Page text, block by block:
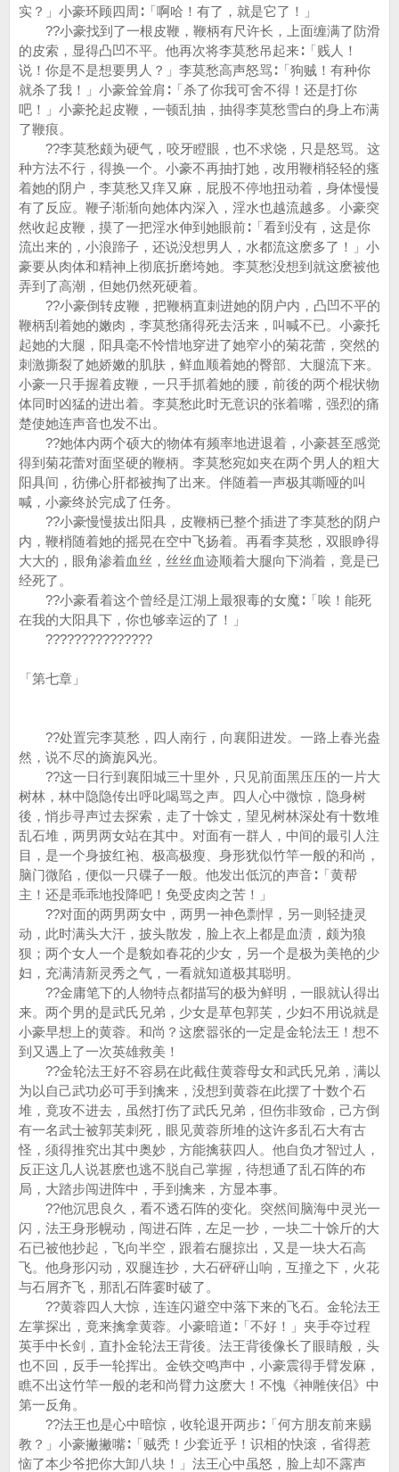
实？」小豪环顾四周∶「啊哈！有了，就是它了！」
??小豪找到了一根皮鞭，鞭柄有尺许长，上面缠满了防滑
的皮索，显得凸凹不平。他再次将李莫愁吊起来∶「贱人！
说！你是不是想要男人？」李莫愁高声怒骂∶「狗贼！有种你
就杀了我！」小豪耸耸肩∶「杀了你我可舍不得！还是打你
吧！」小豪抡起皮鞭，一顿乱抽，抽得李莫愁雪白的身上布满
了鞭痕。
??李莫愁颇为硬气，咬牙瞪眼，也不求饶，只是怒骂。这
种方法不行，得换一个。小豪不再抽打她，改用鞭梢轻轻的瘙
着她的阴户，李莫愁又痒又麻，屁股不停地扭动着，身体慢慢
有了反应。鞭子渐渐向她体内深入，淫水也越流越多。小豪突
然收起皮鞭，摸了一把淫水伸到她眼前∶「看到没有，这是你
流出来的，小浪蹄子，还说没想男人，水都流这麽多了！」小
豪要从肉体和精神上彻底折磨垮她。李莫愁没想到就这麽被他
弄到了高潮，但她仍然死硬着。
??小豪倒转皮鞭，把鞭柄直刺进她的阴户内，凸凹不平的
鞭柄刮着她的嫩肉，李莫愁痛得死去活来，叫喊不已。小豪托
起她的大腿，阳具毫不怜惜地穿进了她窄小的菊花蕾，突然的
刺激撕裂了她娇嫩的肌肤，鲜血顺着她的臀部、大腿流下来。
小豪一只手握着皮鞭，一只手抓着她的腰，前後的两个棍状物
体同时凶猛的进出着。李莫愁此时无意识的张着嘴，强烈的痛
楚使她连声音也发不出。
??她体内两个硕大的物体有频率地进退着，小豪甚至感觉
得到菊花蕾对面坚硬的鞭柄。李莫愁宛如夹在两个男人的粗大
阳具间，彷佛心肝都被掏了出来。伴随着一声极其嘶哑的叫
喊，小豪终於完成了任务。
??小豪慢慢拔出阳具，皮鞭柄已整个插进了李莫愁的阴户
内，鞭梢随着她的摇晃在空中飞扬着。再看李莫愁，双眼睁得
大大的，眼角渗着血丝，丝丝血迹顺着大腿向下淌着，竟是已
经死了。
??小豪看着这个曾经是江湖上最狠毒的女魔∶「唉！能死
在我的大阳具下，你也够幸运的了！」
???????????????
「第七章」
??处置完李莫愁，四人南行，向襄阳进发。一路上春光盎
然，说不尽的旖旎风光。
??这一日行到襄阳城三十里外，只见前面黑压压的一片大
树林，林中隐隐传出呼叱喝骂之声。四人心中微惊，隐身树
後，悄步寻声过去探索，走了十馀丈，望见树林深处有十数堆
乱石堆，两男两女站在其中。对面有一群人，中间的最引人注
目，是一个身披红袍、极高极瘦、身形犹似竹竿一般的和尚，
脑门微陷，便似一只碟子一般。他发出低沉的声音∶「黄帮
主！还是乖乖地投降吧！免受皮肉之苦！」
??对面的两男两女中，两男一神色剽悍，另一则轻捷灵
动，此时满头大汗，披头散发，脸上衣上都是血渍，颇为狼
狈；两个女人一个是貌如春花的少女，另一个是极为美艳的少
妇，充满清新灵秀之气，一看就知道极其聪明。
??金庸笔下的人物特点都描写的极为鲜明，一眼就认得出
来。两个男的是武氏兄弟，少女是草包郭芙，少妇不用说就是
小豪早想上的黄蓉。和尚？这麽嚣张的一定是金轮法王！想不
到又遇上了一次英雄救美！
??金轮法王好不容易在此截住黄蓉母女和武氏兄弟，满以
为以自己武功必可手到擒来，没想到黄蓉在此摆了十数个石
堆，竟攻不进去，虽然打伤了武氏兄弟，但伤非致命，己方倒
有一名武士被郭芙刺死，眼见黄蓉所堆的这许多乱石大有古
怪，须得推究出其中奥妙，方能擒获四人。他自负才智过人，
反正这几人说甚麽也逃不脱自己掌握，待想通了乱石阵的布
局，大踏步闯进阵中，手到擒来，方显本事。
??他沉思良久，看不透石阵的变化。突然间脑海中灵光一
闪，法王身形幌动，闯进石阵，左足一抄，一块二十馀斤的大
石已被他抄起，飞向半空，跟着右腿掠出，又是一块大石高
飞。他身形闪动，双腿连抄，大石砰砰山响，互撞之下，火花
与石屑齐飞，那乱石阵霎时破了。
??黄蓉四人大惊，连连闪避空中落下来的飞石。金轮法王
左掌探出，竟来擒拿黄蓉。小豪暗道∶「不好！」夹手夺过程
英手中长剑，直扑金轮法王背後。法王背後像长了眼睛般，头
也不回，反手一轮挥出。金铁交鸣声中，小豪震得手臂发麻，
瞧不出这竹竿一般的老和尚臂力这麽大！不愧《神雕侠侣》中
第一反角。
??法王也是心中暗惊，收轮退开两步∶「何方朋友前来赐
教？」小豪撇撇嘴∶「贼秃！少套近乎！识相的快滚，省得惹
恼了本少爷把你大卸八块！」法王心中虽怒，脸上却不露声